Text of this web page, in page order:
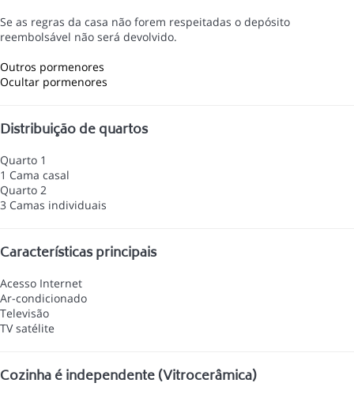
Se as regras da casa não forem respeitadas o depósito
reembolsável não será devolvido.
Outros pormenores
Ocultar pormenores
Distribuição de quartos
Quarto 1
1 Cama casal
Quarto 2
3 Camas individuais
Características principais
Acesso Internet
Ar-condicionado
Televisão
TV satélite
Cozinha é independente (Vitrocerâmica)